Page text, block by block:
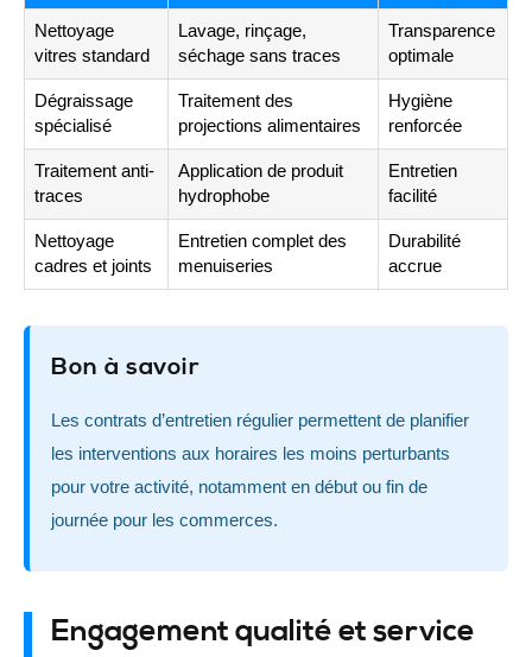
Nettoyage
vitres standard
Lavage, rinçage,
séchage sans traces
Transparence
optimale
Dégraissage
spécialisé
Traitement des
projections alimentaires
Hygiène
renforcée
Traitement anti-
traces
Application de produit
hydrophobe
Entretien
facilité
Nettoyage
cadres et joints
Entretien complet des
menuiseries
Durabilité
accrue
Bon à savoir
Les contrats d’entretien régulier permettent de planifier
les interventions aux horaires les moins perturbants
pour votre activité, notamment en début ou fin de
journée pour les commerces.
Engagement qualité et service